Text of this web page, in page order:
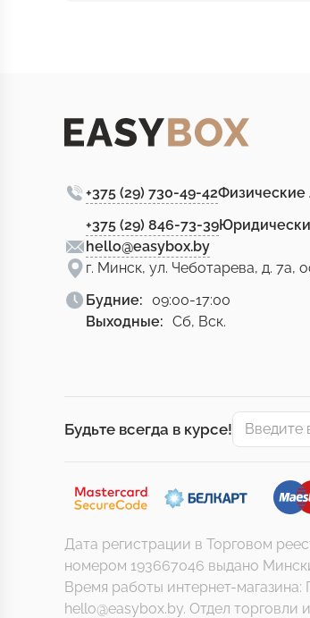
+375 (29) 730-49-42Физические
+375 (29) 846-73-39
hello@easybox.by
г. Минск, ул. Чеботарева, д. 7а,
Будние:
09:00-17:00
Выходные: Сб, Вск.
Будьте всегда в курсе!
Дата регистрации в Торговом
номером 193667046 выдано
Время работы интернет-
hello@easybox.by. Отдел торговли